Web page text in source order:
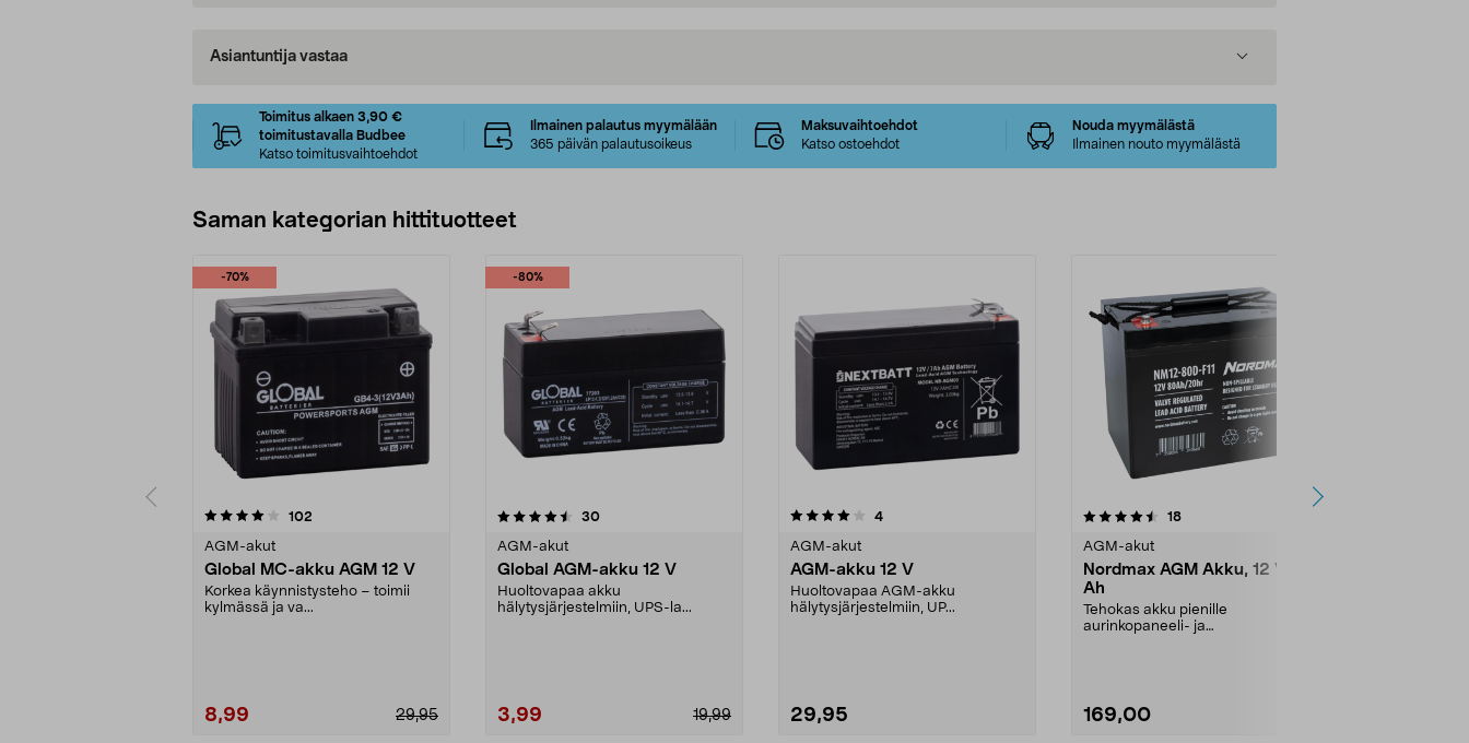
Asiantuntija vastaa
Toimitus alkaen 3,90 €
toimitustavalla Budbee
Katso toimitusvaihtoehdot
Ilmainen palautus myymälään
365 päivän palautusoikeus
Maksuvaihtoehdot
Katso ostoehdot
Nouda myymälästä
Ilmainen nouto myymälästä
Saman kategorian hittituotteet
-70%
102
AGM-akut
Global MC-akku AGM 12 V
Korkea käynnistysteho – toimii
kylmässä ja va...
8,99 29,95
-80%
4.5 viidestä
30arvostelut
AGM-akut
Global AGM-akku 12 V
Huoltovapaa akku
hälytysjärjestelmiin, UPS-la...
3,99 19,99
4.0 viidestä
4arvostelut
AGM-akut
AGM-akku 12 V
Huoltovapaa AGM-akku
hälytysjärjestelmiin, UP...
29,95
4.5 viidestä
18arvostelut
AGM-akut
Nordmax AGM Akku, 12 V, 80
Ah
Tehokas akku pienille
aurinkopaneeli- ja
169,00
4.5 viidestä